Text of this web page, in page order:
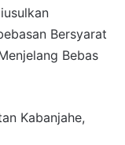
Bersyarat
Bebas
Kabanjahe,